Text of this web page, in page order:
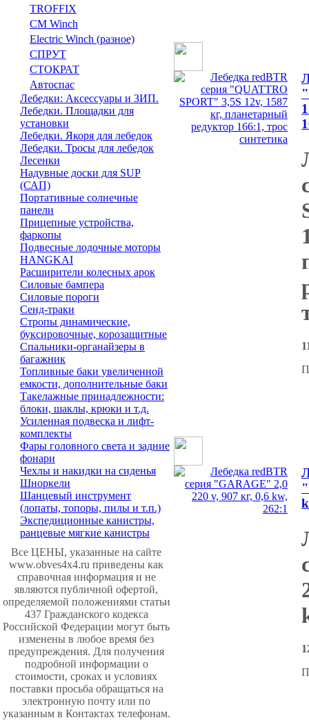
TROFFIX
CM Winch
Electric Winch (разное)
СПРУТ
СТОКРАТ
Автоспас
Лебедки: Аксессуары и ЗИП.
Лебедки. Площадки для
установки
Лебедки. Якоря для лебедок
Лебедки. Тросы для лебедок
Лесенки
Надувные доски для SUP
(САП)
Портативные солнечные
панели
Прицепные устройства,
фаркопы
Подвесные лодочные моторы
HANGKAI
Расширители колесных арок
Силовые бампера
Силовые пороги
Сенд-траки
Стропы динамические,
буксировочные, корозащитные
Спальники-органайзеры в
багажник
Топливные баки увеличенной
емкости, дополнительные баки
Такелажные принадлежности:
блоки, шаклы, крюки и т.д.
Усиленная подвеска и лифт-
комплекты
Фары головного света и задние
фонари
Чехлы и накидки на сиденья
Шноркели
Шанцевый инструмент
(лопаты, топоры, пилы и т.п.)
Экспедиционные канистры,
ранцевые мягкие канистры
Все ЦЕНЫ, указанные на сайте
www.obves4x4.ru приведены как
справочная информация и не
являются публичной офертой,
определяемой положениями статьи
437 Гражданского кодекса
Российской Федерации могут быть
изменены в любое время без
предупреждения. Для получения
подробной информации о
стоимости, сроках и условиях
поставки просьба обращаться на
электронную почту или по
указанным в Контактах телефонам.